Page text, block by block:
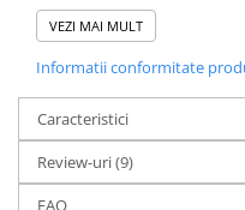
și ergonomia modernă. Este
fabricat integral din piele
calitate. Lucrat manual în
un proces riguros de tăiere,
structură mult mai
industrială. Designul său
VEZI MAI MULT
Informatii conformitate
Caracteristici
Review-uri(9)
FAQ